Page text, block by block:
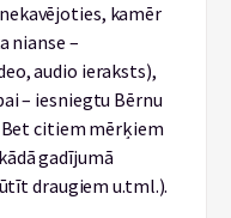
kamēr
nianse –
audio ieraksts),
– iesniegtu Bērnu
citiem mērķiem
gadījumā
draugiem u.tml.).